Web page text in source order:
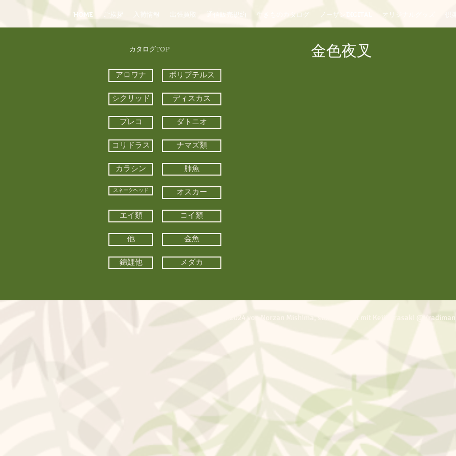
HOME ご挨拶 入荷情報 出張買取 通信販売規約 生きものカタログ ノーザンDIGITAL オリジナルグッズ
​カタログTOP
アロワナ ポリプテルス
シクリッド ディスカス
プレコ ダトニオ
コリドラス ナマズ類
カラシン 肺魚
スネークヘッド オスカー
エイ類 コイ類
他 金魚
錦鯉他 メダカ
金色夜叉
© 2024 von Norzan Mishima, stolz erstellt mit Keiji Urasaki